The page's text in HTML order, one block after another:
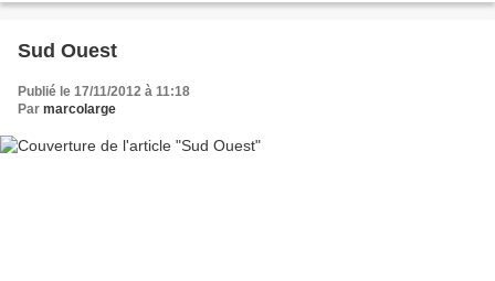
Sud Ouest
Publié le 17/11/2012 à 11:18
Par marcolarge